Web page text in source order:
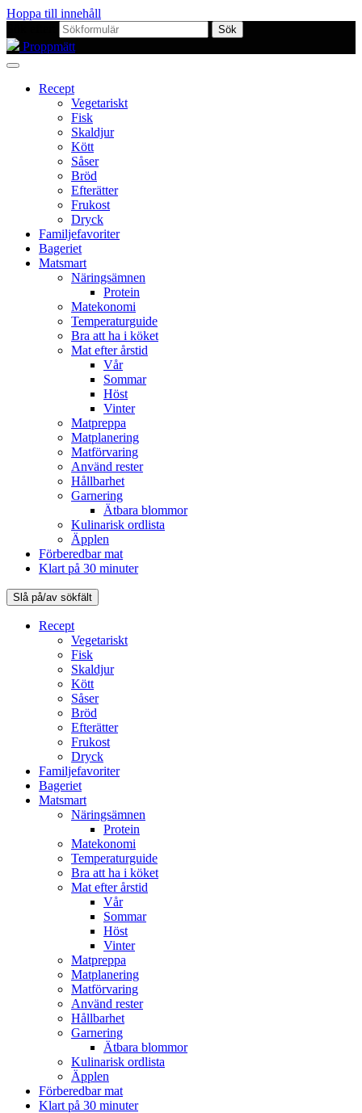
Hoppa till innehåll
Proppmätt
Recept
Vegetariskt
Fisk
Skaldjur
Kött
Såser
Bröd
Efterätter
Frukost
Dryck
Familjefavoriter
Bageriet
Matsmart
Näringsämnen
Protein
Matekonomi
Temperaturguide
Bra att ha i köket
Mat efter årstid
Vår
Sommar
Höst
Vinter
Matpreppa
Matplanering
Matförvaring
Använd rester
Hållbarhet
Garnering
Ätbara blommor
Kulinarisk ordlista
Äpplen
Förberedbar mat
Klart på 30 minuter
Slå på/av sökfält
Recept
Vegetariskt
Fisk
Skaldjur
Kött
Såser
Bröd
Efterätter
Frukost
Dryck
Familjefavoriter
Bageriet
Matsmart
Näringsämnen
Protein
Matekonomi
Temperaturguide
Bra att ha i köket
Mat efter årstid
Vår
Sommar
Höst
Vinter
Matpreppa
Matplanering
Matförvaring
Använd rester
Hållbarhet
Garnering
Ätbara blommor
Kulinarisk ordlista
Äpplen
Förberedbar mat
Klart på 30 minuter